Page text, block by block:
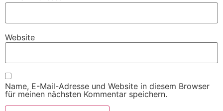
Website
Name, E-Mail-Adresse und Website in diesem Browser
für meinen nächsten Kommentar speichern.